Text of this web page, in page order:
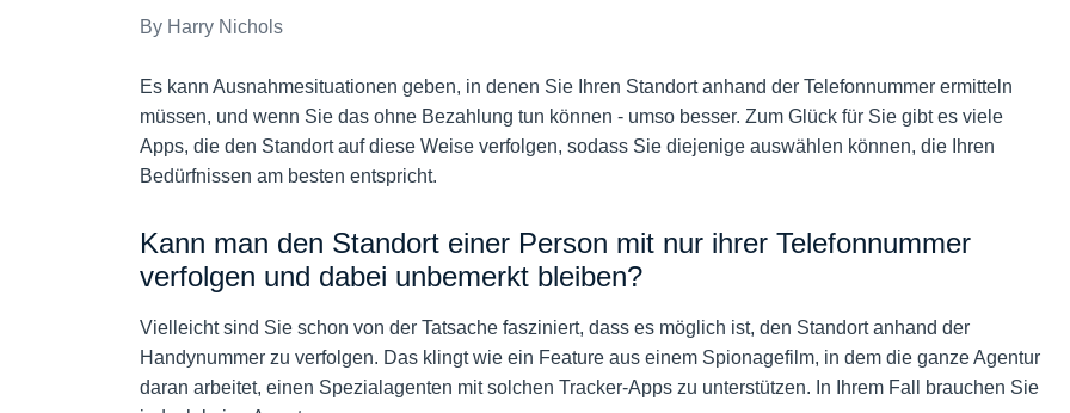
Harry Nichols
Es kann Ausnahmesituationen geben, in denen Sie Ihren Standort anhand der Telefonnummer ermitteln
müssen, und wenn Sie das ohne Bezahlung tun können - umso besser. Zum Glück für Sie gibt es viele
Apps, die den Standort auf diese Weise verfolgen, sodass Sie diejenige auswählen können, die Ihren
Bedürfnissen am besten entspricht.
Kann man den Standort einer Person mit nur ihrer Telefonnummer
verfolgen und dabei unbemerkt bleiben?
Vielleicht sind Sie schon von der Tatsache fasziniert, dass es möglich ist, den Standort anhand der
Handynummer zu verfolgen. Das klingt wie ein Feature aus einem Spionagefilm, in dem die ganze Agentur
daran arbeitet, einen Spezialagenten mit solchen Tracker-Apps zu unterstützen. In Ihrem Fall brauchen Sie